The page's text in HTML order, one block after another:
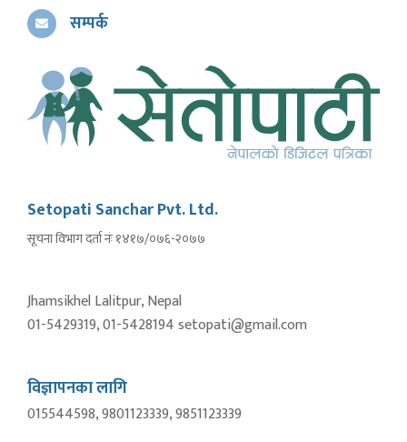
सम्पर्क
Setopati Sanchar Pvt. Ltd.
सूचना विभाग दर्ता नंः १४१७/०७६-२०७७
Jhamsikhel Lalitpur, Nepal
01-5429319, 01-5428194 setopati@gmail.com
विज्ञापनका लागि
015544598, 9801123339, 9851123339